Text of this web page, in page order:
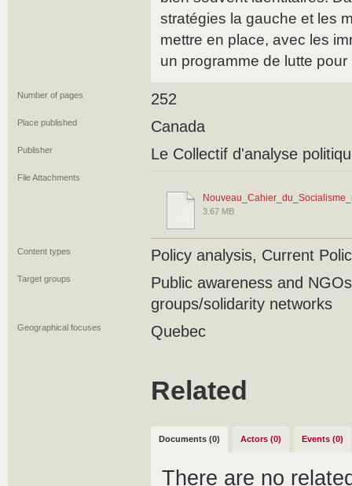
stratégies la gauche et les
mettre en place, avec les
un programme de lutte
Number of pages 252
Place published Canada
Publisher Le Collectif d'analyse
File Attachments
3.67 MB
Content types Policy analysis, Current
Target groups
Public awareness and
groups/solidarity networks
Geographical focuses Quebec
Related
Documents (0) Actors (0) Events (0)
There are no